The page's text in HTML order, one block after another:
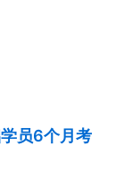
员6个月考